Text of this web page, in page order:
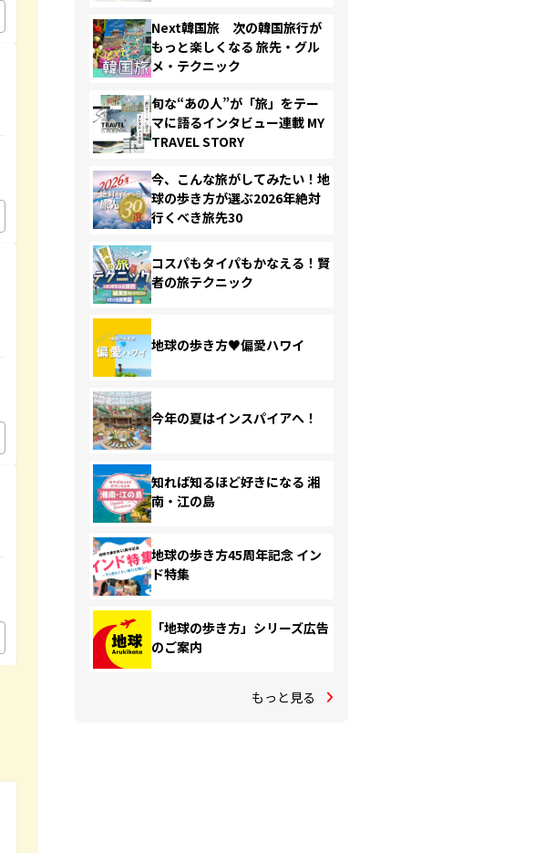
Next韓国旅 次の韓国旅行が
もっと楽しくなる 旅先・グル
メ・テクニック
旬な“あの人”が「旅」をテー
マに語るインタビュー連載 MY
TRAVEL STORY
今、こんな旅がしてみたい！地
球の歩き方が選ぶ2026年絶対
行くべき旅先30
コスパもタイパもかなえる！賢
者の旅テクニック
地球の歩き方♥偏愛ハワイ
今年の夏はインスパイアへ！
知れば知るほど好きになる 湘
南・江の島
地球の歩き方45周年記念 イン
ド特集
「地球の歩き方」シリーズ広告
のご案内
もっと見る